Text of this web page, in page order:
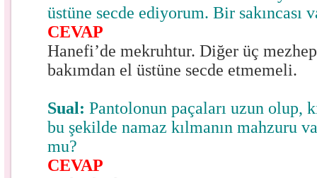
üstüne secde ediyorum. Bir sakıncası
CEVAP
Hanefi’de mekruhtur. Diğer üç
bakımdan el üstüne secde etmemeli.
Sual: Pantolonun paçaları uzun olup,
bu şekilde namaz kılmanın mahzuru
mu?
CEVAP